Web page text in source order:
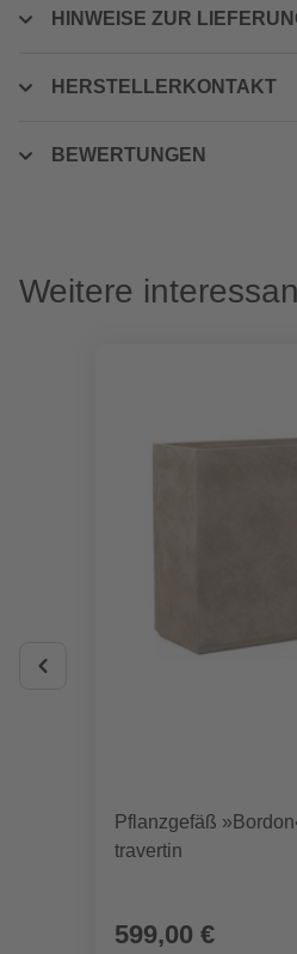
HINWEISE ZUR
HERSTELLERKONTAKT
BEWERTUNGEN
Weitere
Pflanzgefäß
travertin
599,00 €